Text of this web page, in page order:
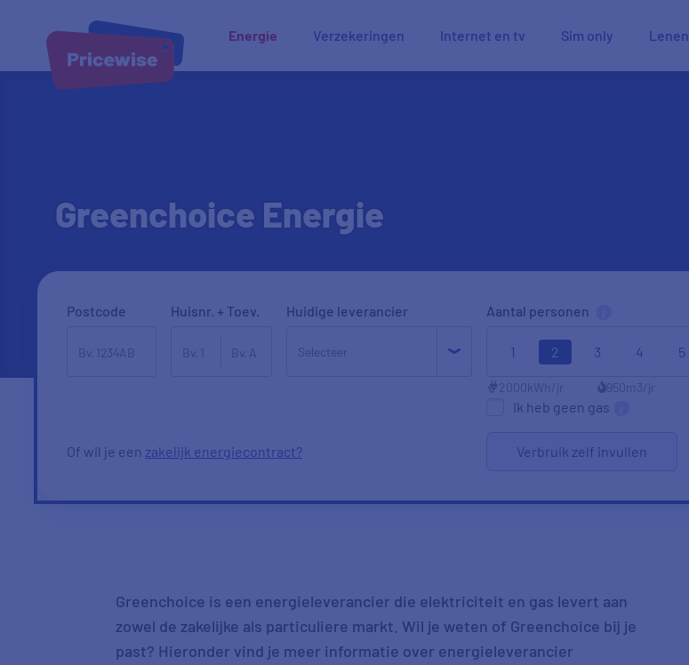
Energie Verzekeringen Internet en tv Sim only Lenen
Greenchoice Energie
Postcode Huisnr. + Toev. Huidige leverancier Aantal personen
1 2 3 4 5
2000kWh/jr 950m3/jr
Ik heb geen gas
Of wil je een zakelijk energiecontract? Verbruik zelf invullen
Greenchoice is een energieleverancier die elektriciteit en gas levert aan
zowel de zakelijke als particuliere markt. Wil je weten of Greenchoice bij je
past? Hieronder vind je meer informatie over energieleverancier